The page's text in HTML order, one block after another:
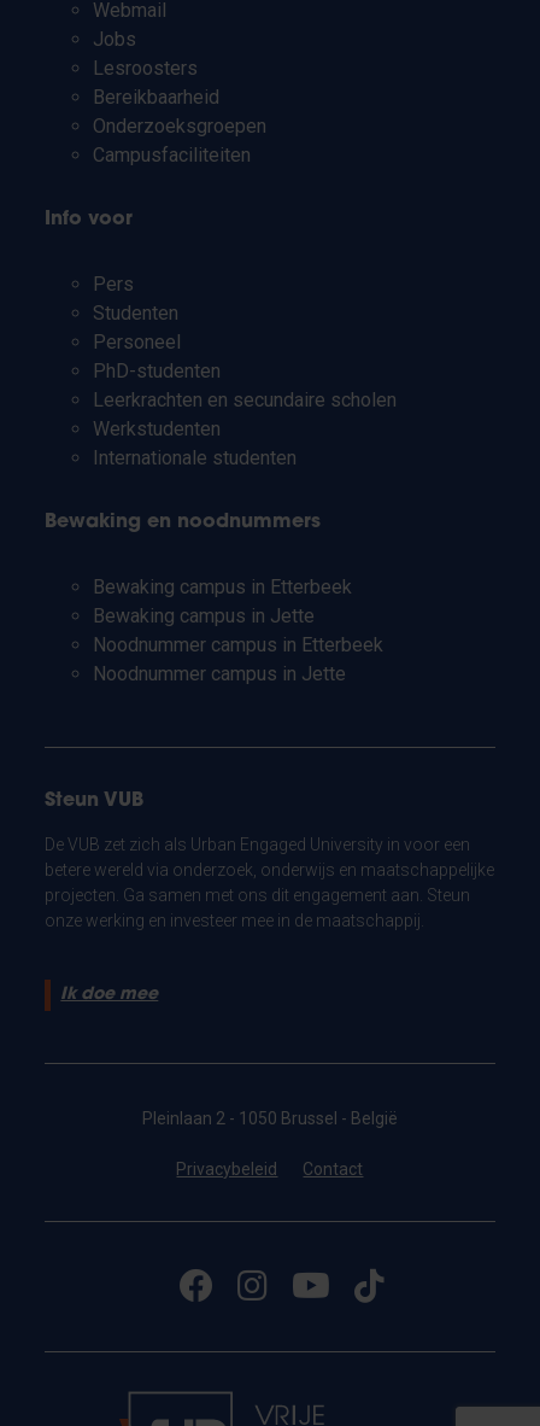
Webmail
Jobs
Lesroosters
Bereikbaarheid
Onderzoeksgroepen
Campusfaciliteiten
Info voor
Pers
Studenten
Personeel
PhD-studenten
Leerkrachten en secundaire scholen
Werkstudenten
Internationale studenten
Bewaking en noodnummers
Bewaking campus in Etterbeek
Bewaking campus in Jette
Noodnummer campus in Etterbeek
Noodnummer campus in Jette
Steun VUB
De VUB zet zich als Urban Engaged University in voor een
betere wereld via onderzoek, onderwijs en maatschappelijke
projecten. Ga samen met ons dit engagement aan. Steun
onze werking en investeer mee in de maatschappij.
Ik doe mee
Pleinlaan 2 - 1050 Brussel - België
Privacybeleid Contact